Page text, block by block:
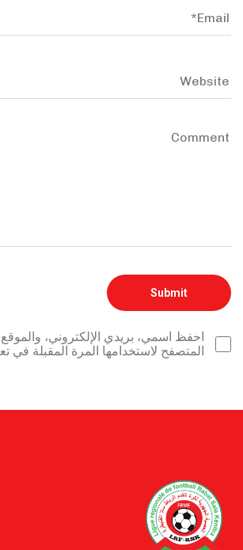
احفظ اسمي، بريدي الإلكتروني، والموقع
المتصفح لاستخدامها المرة المقبلة في